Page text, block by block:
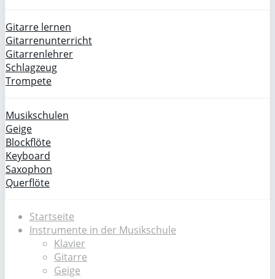
Gitarre lernen
Gitarrenunterricht
Gitarrenlehrer
Schlagzeug
Trompete
Musikschulen
Geige
Blockflöte
Keyboard
Saxophon
Querflöte
Startseite
Instrumente in der Musikschule
Klavier
Gitarre
Geige